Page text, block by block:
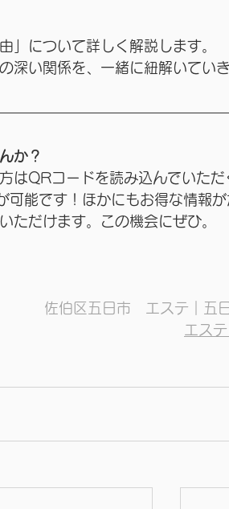
」について詳しく解説します。
深い関係を、一緒に紐解いていき
か？
はQRコードを読み込んでいただ
能です！ほかにもお得な情報
ただけます。この機会にぜひ。
佐伯区五日市　エステ｜五
エス